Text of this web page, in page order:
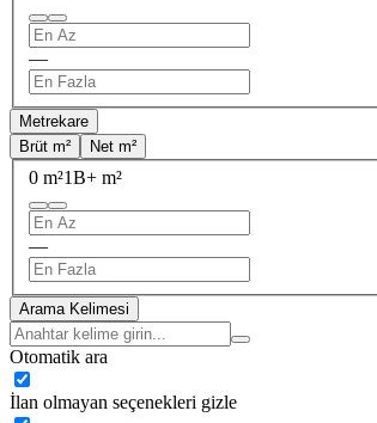
—
Metrekare
Brüt m²
Net m²
0 m²1B+ m²
—
Arama Kelimesi
Otomatik ara
İlan olmayan seçenekleri gizle